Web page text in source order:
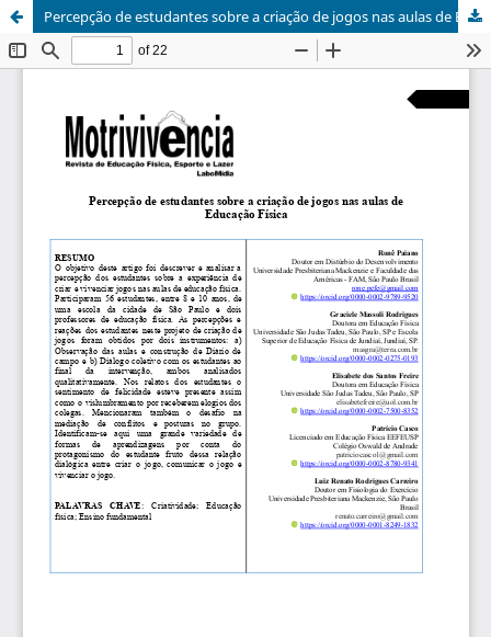
Percepção de estudantes sobre a criação de jogos nas aulas de Educação Física